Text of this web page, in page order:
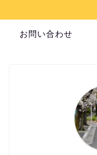
お問い合わせ